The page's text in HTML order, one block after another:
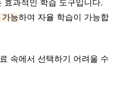
효과적인 학습 도구입니다.
능하여 자율 학습이 가능합
속에서 선택하기 어려울 수